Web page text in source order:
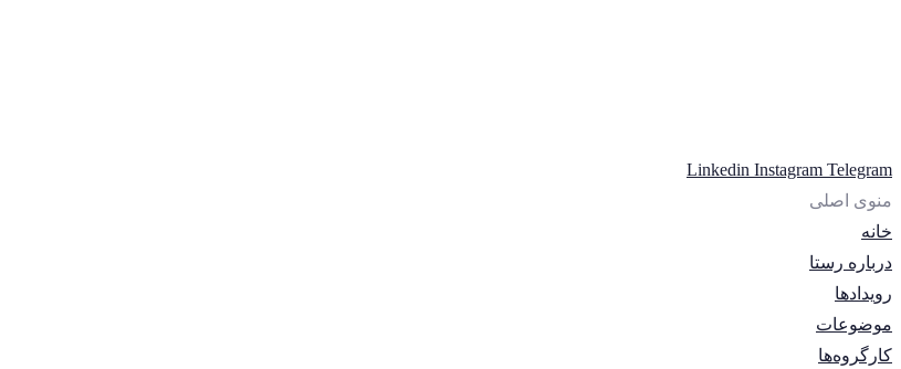
Linkedin Instagram Telegram
منوی اصلی
خانه
درباره رستا
رویدادها
موضوعات
کارگروه‌ها